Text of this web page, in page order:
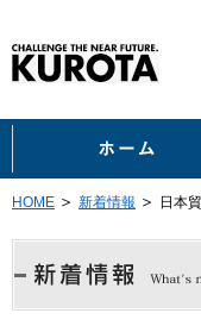
HOME 新着情報 日本